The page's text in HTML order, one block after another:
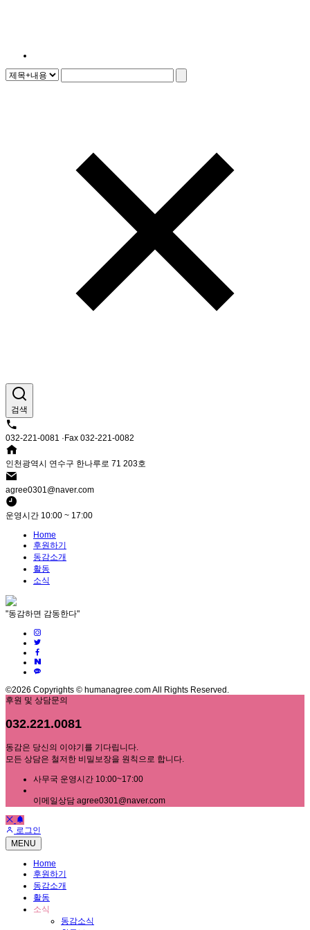
검색
032-221-0081 ·Fax 032-221-0082
인천광역시 연수구 한나루로 71 203호
agree0301@naver.com
운영시간 10:00 ~ 17:00
Home
후원하기
동감소개
활동
소식
"동감하면 감동한다"
©2026 Copyrights © humanagree.com All Rights Reserved.
후원 및 상담문의
032.221.0081
동감은 당신의 이야기를 기다립니다.
모든 상담은 철저한 비밀보장을 원칙으로 합니다.
사무국 운영시간 10:00~17:00
이메일상담 agree0301@naver.com
로그인
MENU
Home
후원하기
동감소개
활동
소식
동감소식